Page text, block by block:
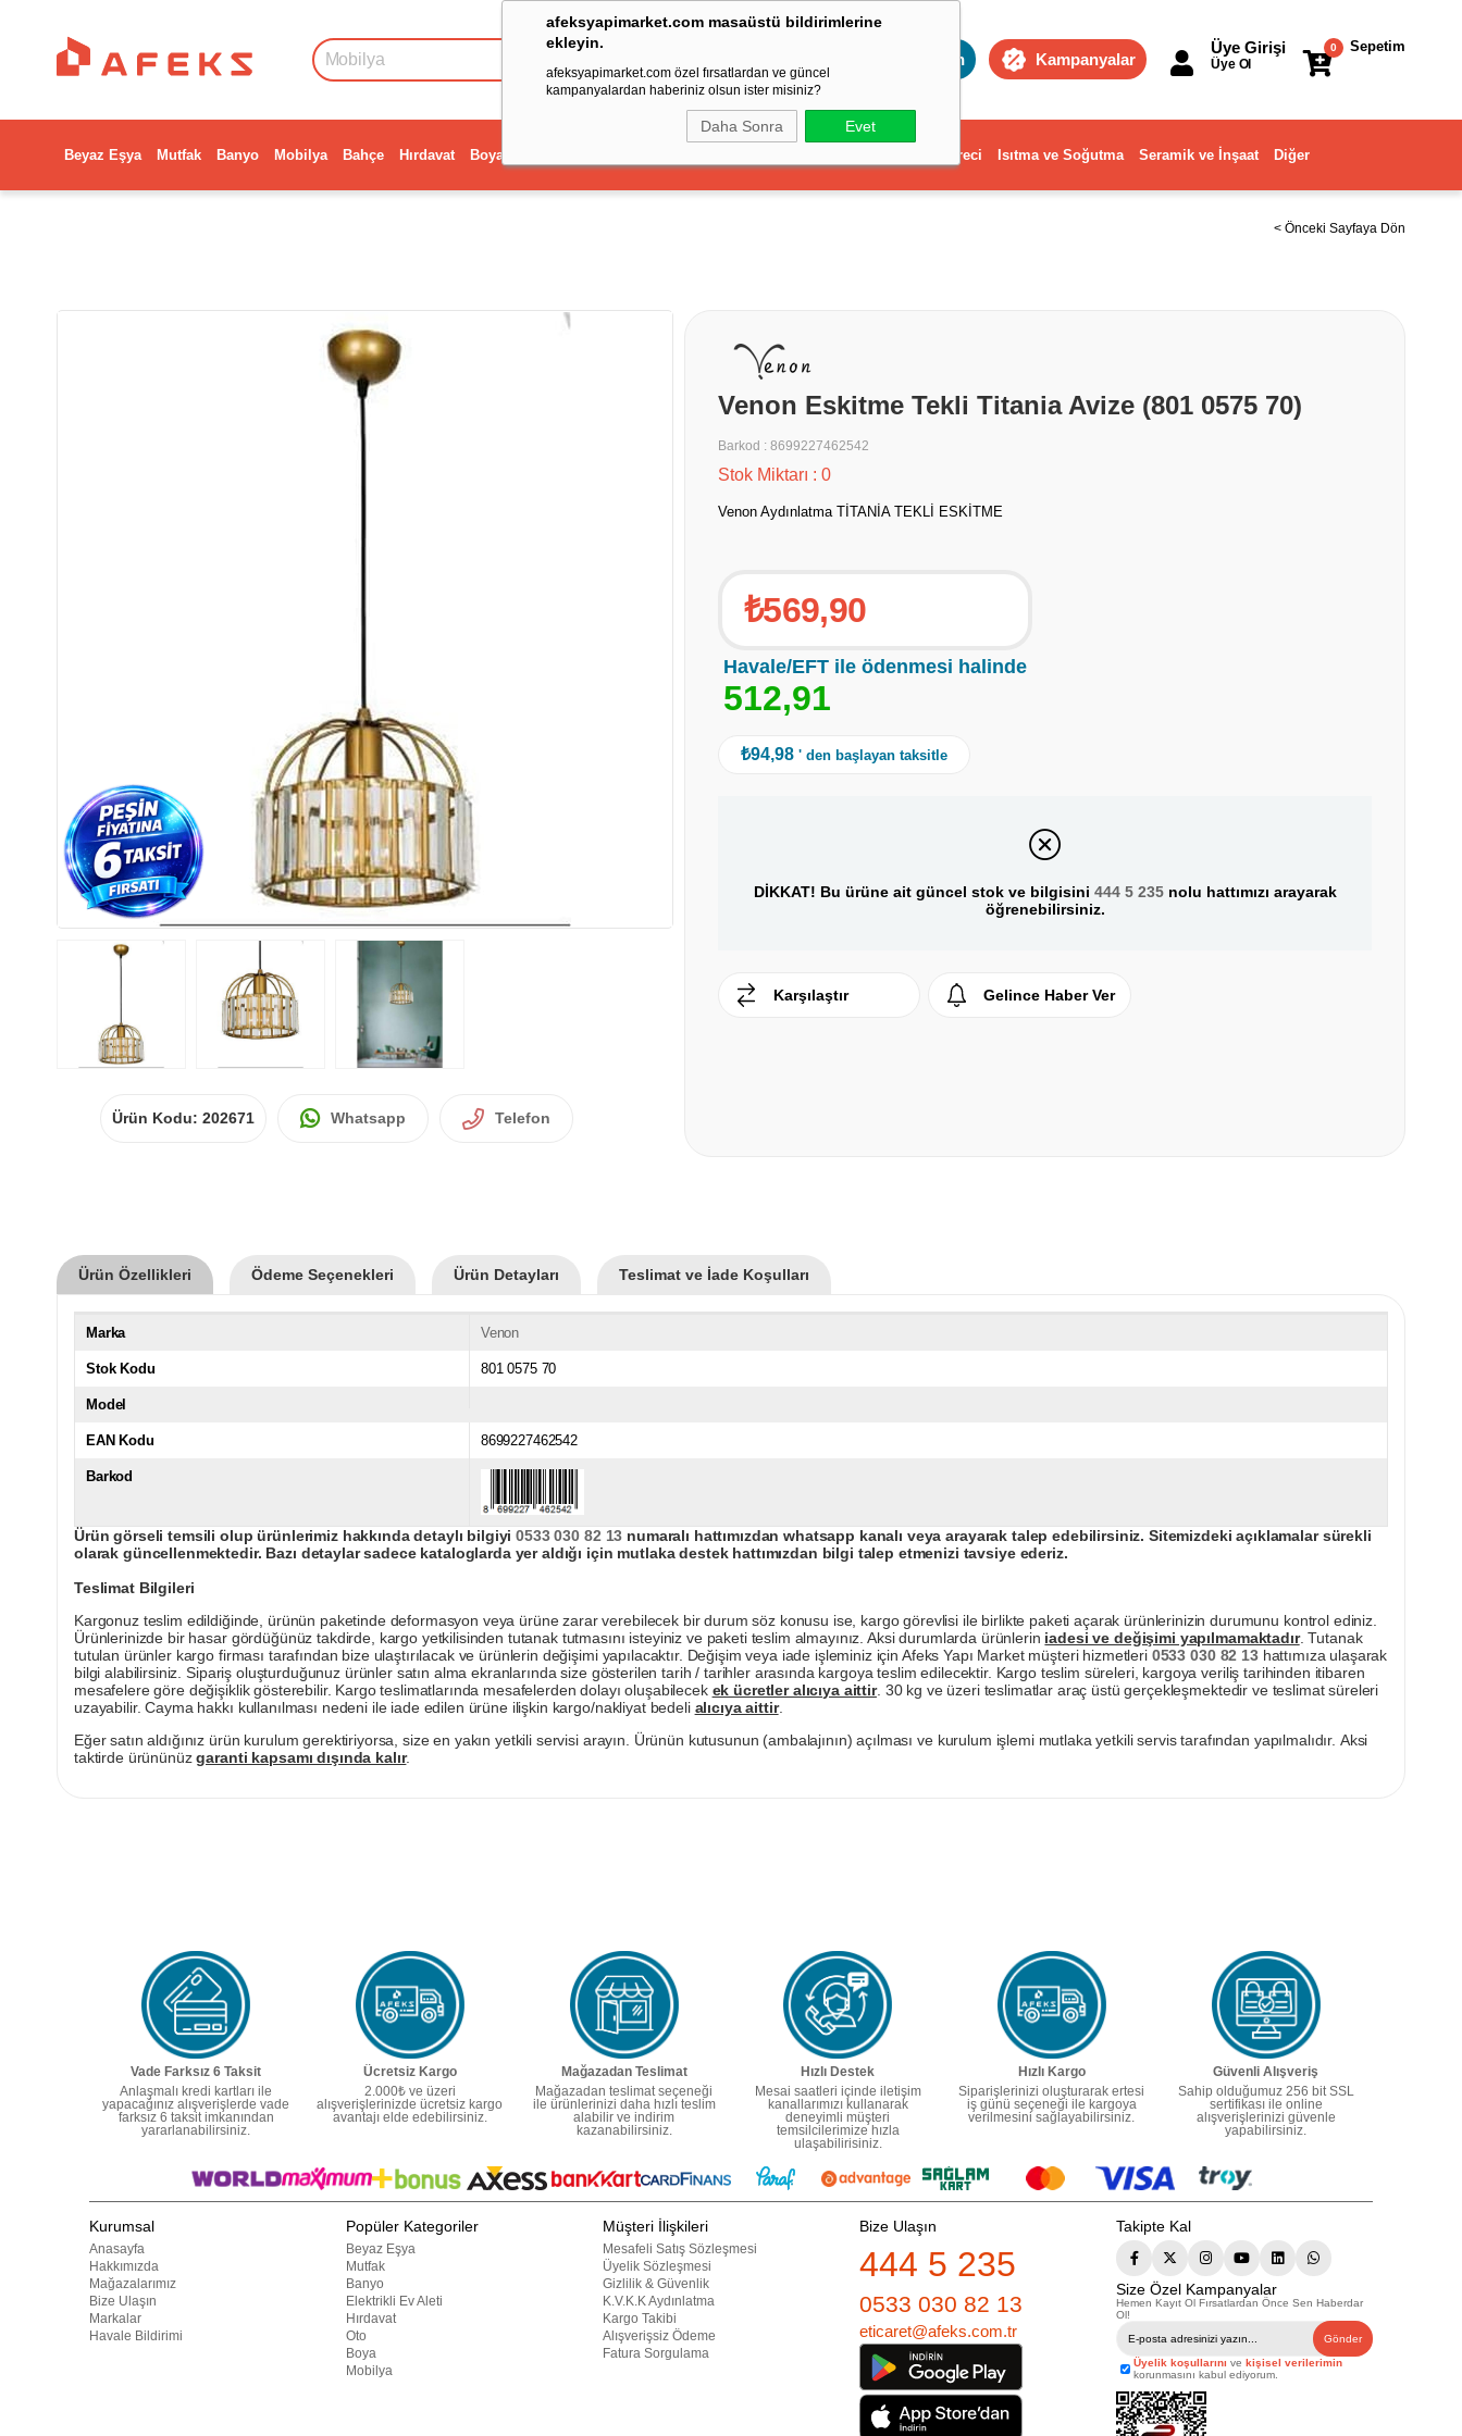
afeksyapimarket.com masaüstü bildirimlerine
ekleyin.
afeksyapimarket.com özel fırsatlardan ve güncel
kampanyalardan haberiniz olsun ister misiniz?
Daha Sonra Evet
Toptan Kampanyalar
Sepetim
0
Üye Girişi
Üye Ol
Beyaz Eşya Mutfak Banyo Mobilya Bahçe Hırdavat Boya Dekorasyon ve Ev Gereci Isıtma ve Soğutma Seramik ve İnşaat Diğer
< Önceki Sayfaya Dön
Ürün Kodu: 202671 Whatsapp Telefon
Venon Eskitme Tekli Titania Avize (801 0575 70)
Barkod : 8699227462542
Stok Miktarı : 0
Venon Aydınlatma TİTANİA TEKLİ ESKİTME
₺569,90
Havale/EFT ile ödenmesi halinde
512,91
₺94,98 ' den başlayan taksitle
DİKKAT! Bu ürüne ait güncel stok ve bilgisini 444 5 235nolu hattımızı arayarak
öğrenebilirsiniz.
Karşılaştır Gelince Haber Ver
Ürün Özellikleri Ödeme Seçenekleri Ürün Detayları Teslimat ve İade Koşulları
Marka Venon
Stok Kodu 801 0575 70
Model
EAN Kodu 8699227462542
Barkod
Ürün görseli temsili olup ürünlerimiz hakkında detaylı bilgiyi0533 030 82 13 numaralı hattımızdan whatsapp kanalı veya arayarak talep edebilirsiniz. Sitemizdeki açıklamalar sürekli
olarak güncellenmektedir. Bazı detaylar sadece kataloglarda yer aldığı için mutlaka destek hattımızdan bilgi talep etmenizi tavsiye ederiz.
Teslimat Bilgileri
Kargonuz teslim edildiğinde, ürünün paketinde deformasyon veya ürüne zarar verebilecek bir durum söz konusu ise, kargo görevlisi ile birlikte paketi açarak ürünlerinizin durumunu kontrol ediniz.
Ürünlerinizde bir hasar gördüğünüz takdirde, kargo yetkilisinden tutanak tutmasını isteyiniz ve paketi teslim almayınız. Aksi durumlarda ürünlerin iadesi ve değişimi yapılmamaktadır. Tutanak
tutulan ürünler kargo firması tarafından bize ulaştırılacak ve ürünlerin değişimi yapılacaktır. Değişim veya iade işleminiz için Afeks Yapı Market müşteri hizmetleri 0533 030 82 13hattımıza ulaşarak
bilgi alabilirsiniz. Sipariş oluşturduğunuz ürünler satın alma ekranlarında size gösterilen tarih / tarihler arasında kargoya teslim edilecektir. Kargo teslim süreleri, kargoya veriliş tarihinden itibaren
mesafelere göre değişiklik gösterebilir. Kargo teslimatlarında mesafelerden dolayı oluşabilecek ek ücretler alıcıya aittir. 30 kg ve üzeri teslimatlar araç üstü gerçekleşmektedir ve teslimat süreleri
uzayabilir. Cayma hakkı kullanılması nedeni ile iade edilen ürüne ilişkin kargo/nakliyat bedeli alıcıya aittir.
Eğer satın aldığınız ürün kurulum gerektiriyorsa, size en yakın yetkili servisi arayın. Ürünün kutusunun (ambalajının) açılması ve kurulum işlemi mutlaka yetkili servis tarafından yapılmalıdır. Aksi
taktirde ürününüzgaranti kapsamı dışında kalır.
Vade Farksız 6 Taksit
Anlaşmalı kredi kartları ile
yapacağınız alışverişlerde vade
farksız 6 taksit imkanından
yararlanabilirsiniz.
Ücretsiz Kargo
2.000₺ ve üzeri
alışverişlerinizde ücretsiz kargo
avantajı elde edebilirsiniz.
Mağazadan Teslimat
Mağazadan teslimat seçeneği
ile ürünlerinizi daha hızlı teslim
alabilir ve indirim
kazanabilirsiniz.
Hızlı Destek
Mesai saatleri içinde iletişim
kanallarımızı kullanarak
deneyimli müşteri
temsilcilerimize hızla
ulaşabilirisiniz.
Hızlı Kargo
Siparişlerinizi oluşturarak ertesi
iş günü seçeneği ile kargoya
verilmesini sağlayabilirsiniz.
Güvenli Alışveriş
Sahip olduğumuz 256 bit SSL
sertifikası ile online
alışverişlerinizi güvenle
yapabilirsiniz.
Kurumsal
Anasayfa
Hakkımızda
Mağazalarımız
Bize Ulaşın
Markalar
Havale Bildirimi
Popüler Kategoriler
Beyaz Eşya
Mutfak
Banyo
Elektrikli Ev Aleti
Hırdavat
Oto
Boya
Mobilya
Müşteri İlişkileri
Mesafeli Satış Sözleşmesi
Üyelik Sözleşmesi
Gizlilik & Güvenlik
K.V.K.K Aydınlatma
Kargo Takibi
Alışverişsiz Ödeme
Fatura Sorgulama
Bize Ulaşın
444 5 235
0533 030 82 13
eticaret@afeks.com.tr
Takipte Kal
Size Özel Kampanyalar
Hemen Kayıt Ol Fırsatlardan Önce Sen Haberdar
Ol!
Gönder
Üyelik koşullarını ve kişisel verilerimin
korunmasını kabul ediyorum.